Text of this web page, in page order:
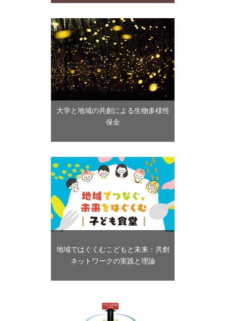
大学と地域の共創による生物多様性
保全
地域ではぐくむこどもと未来：共創
ネットワークの実践と理論